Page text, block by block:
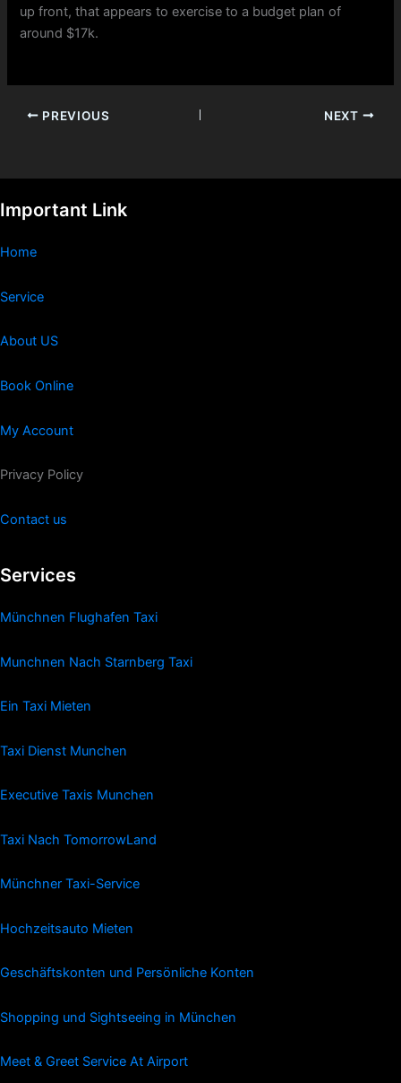
up front, that appears to exercise to a budget plan of
around $17k.
PREVIOUS NEXT
Important Link
Home
Service
About US
Book Online
My Account
Privacy Policy
Contact us
Services
Münchnen Flughafen Taxi
Munchnen Nach Starnberg Taxi
Ein Taxi Mieten
Taxi Dienst Munchen
Executive Taxis Munchen
Taxi Nach TomorrowLand
Münchner Taxi-Service
Hochzeitsauto Mieten
Geschäftskonten und Persönliche Konten
Shopping und Sightseeing in München
Meet & Greet Service At Airport